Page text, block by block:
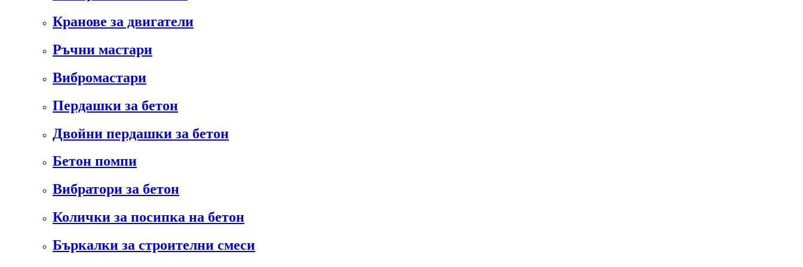
Кранове за двигатели
Ръчни мастари
Вибромастари
Пердашки за бетон
Двойни пердашки за бетон
Бетон помпи
Вибратори за бетон
Колички за посипка на бетон
Бъркалки за строителни смеси